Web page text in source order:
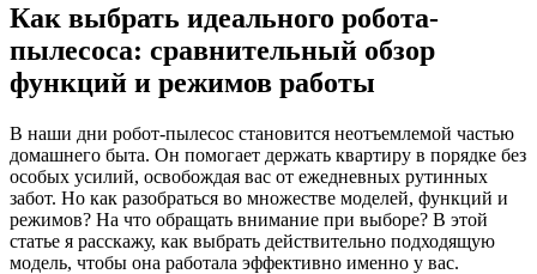
Как выбрать идеального робота-
пылесоса: сравнительный обзор
функций и режимов работы
В наши дни робот-пылесос становится неотъемлемой частью
домашнего быта. Он помогает держать квартиру в порядке без
особых усилий, освобождая вас от ежедневных рутинных
забот. Но как разобраться во множестве моделей, функций и
режимов? На что обращать внимание при выборе? В этой
статье я расскажу, как выбрать действительно подходящую
модель, чтобы она работала эффективно именно у вас.